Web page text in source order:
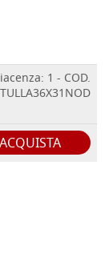
1 - COD.
ACQUISTA